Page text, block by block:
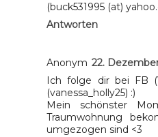
(buck531995 (at)
Antworten
Anonym 22.
Ich folge dir bei FB
(vanessa_holly25) :)
Mein schönster
Traumwohnung
umgezogen sind <3